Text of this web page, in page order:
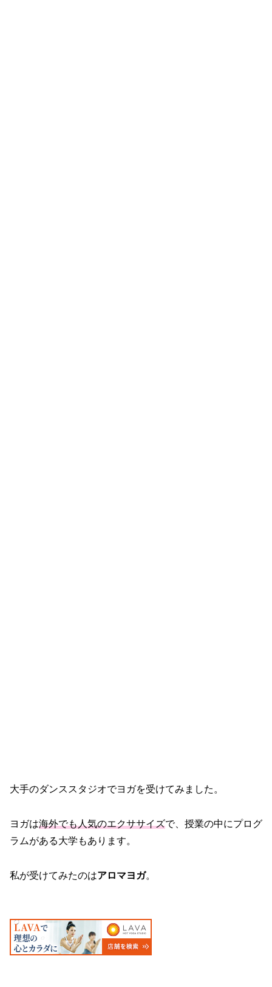
大手のダンススタジオでヨガを受けてみました。
ヨガは海外でも人気のエクササイズで、授業の中にプログ
ラムがある大学もあります。
私が受けてみたのはアロマヨガ。